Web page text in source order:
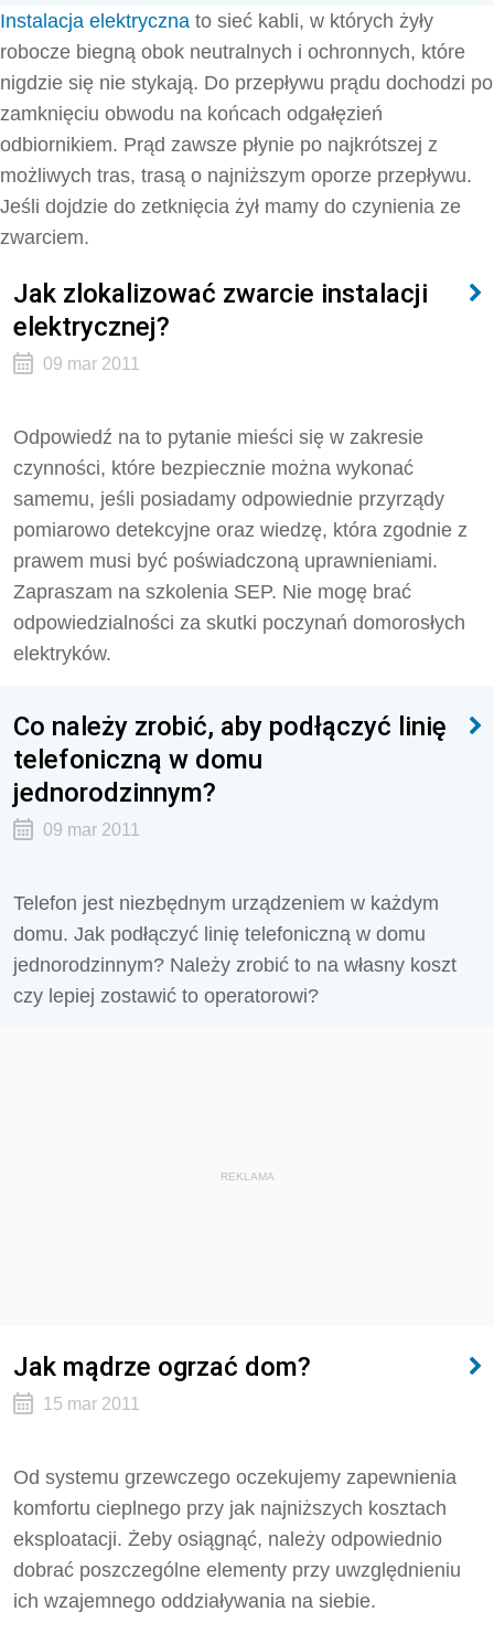
Instalacja elektryczna to sieć kabli, w których żyły
robocze biegną obok neutralnych i ochronnych, które
nigdzie się nie stykają. Do przepływu prądu dochodzi po
zamknięciu obwodu na końcach odgałęzień
odbiornikiem. Prąd zawsze płynie po najkrótszej z
możliwych tras, trasą o najniższym oporze przepływu.
Jeśli dojdzie do zetknięcia żył mamy do czynienia ze
zwarciem.
Jak zlokalizować zwarcie instalacji
elektrycznej?
09 mar 2011
Odpowiedź na to pytanie mieści się w zakresie
czynności, które bezpiecznie można wykonać
samemu, jeśli posiadamy odpowiednie przyrządy
pomiarowo detekcyjne oraz wiedzę, która zgodnie z
prawem musi być poświadczoną uprawnieniami.
Zapraszam na szkolenia SEP. Nie mogę brać
odpowiedzialności za skutki poczynań domorosłych
elektryków.
Co należy zrobić, aby podłączyć linię
telefoniczną w domu
jednorodzinnym?
09 mar 2011
Telefon jest niezbędnym urządzeniem w każdym
domu. Jak podłączyć linię telefoniczną w domu
jednorodzinnym? Należy zrobić to na własny koszt
czy lepiej zostawić to operatorowi?
REKLAMA
Jak mądrze ogrzać dom?
15 mar 2011
Od systemu grzewczego oczekujemy zapewnienia
komfortu cieplnego przy jak najniższych kosztach
eksploatacji. Żeby osiągnąć, należy odpowiednio
dobrać poszczególne elementy przy uwzględnieniu
ich wzajemnego oddziaływania na siebie.